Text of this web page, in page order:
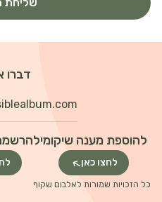
דברו
להוספת מענה שיקומי
לחצו כאן
להרשמה
כל הזכויות שמורות לאלבום שקוף